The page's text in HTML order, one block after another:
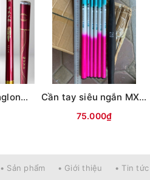
Cần tay ABC Qinglong Dawu 5H (Đỏ) Cần tay siêu ngắn MX Xanh hồng (Thu gọn 40cm)
75.000₫
• Sản phẩm • Giới thiệu • Tin tức